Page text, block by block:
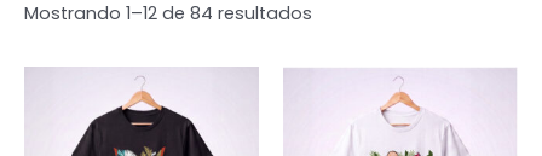
Mostrando 1–12 de 84 resultados